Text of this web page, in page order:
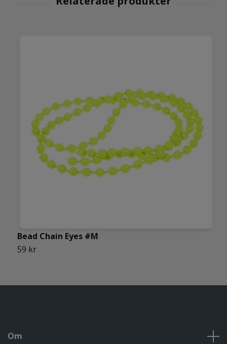
Bead Chain Eyes #M
59 kr
Om